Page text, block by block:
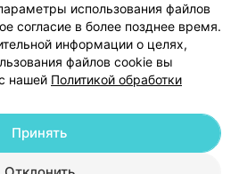
персональных данных
191700409
| 220012, Республика Беларусь,
2, пом. 16 | help@103.by
использования файлов
согласие в более позднее время.
информации о целях,
файлов cookie вы
нашей Политикой обработки
Принять